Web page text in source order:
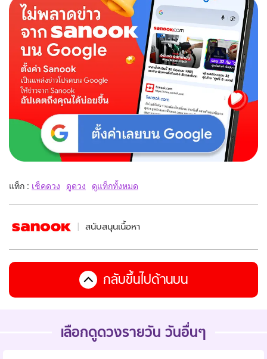
แท็ก : เช็คดวง ดูดวง ดูแท็กทั้งหมด
สนับสนุนเนื้อหา
กลับขึ้นไปด้านบน
เลือกดูดวงรายวัน วันอื่นๆ